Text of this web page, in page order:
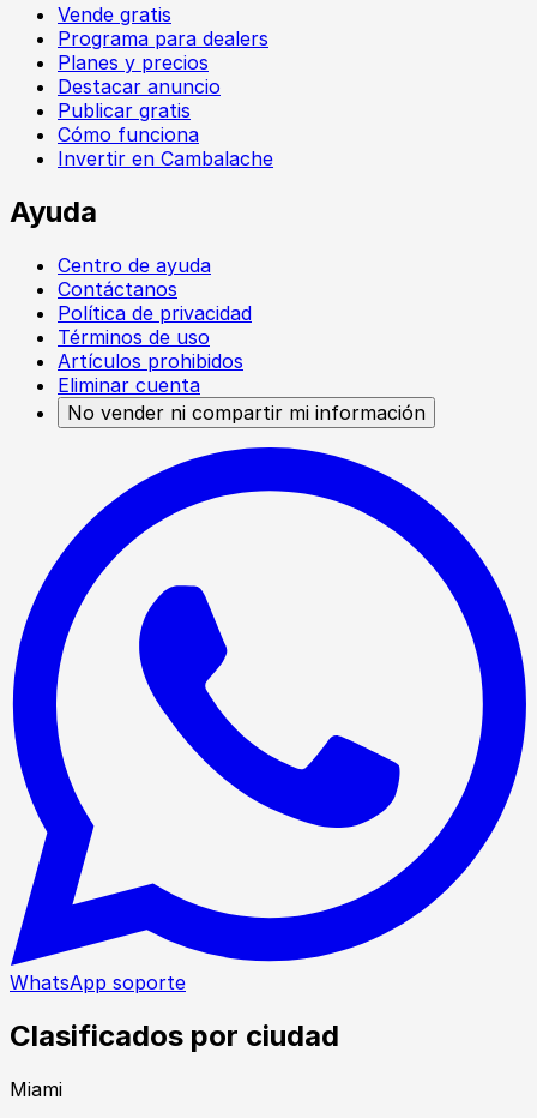
Vende gratis
Programa para dealers
Planes y precios
Destacar anuncio
Publicar gratis
Cómo funciona
Invertir en Cambalache
Ayuda
Centro de ayuda
Contáctanos
Política de privacidad
Términos de uso
Artículos prohibidos
Eliminar cuenta
No vender ni compartir mi información
WhatsApp soporte
Clasificados por ciudad
Miami